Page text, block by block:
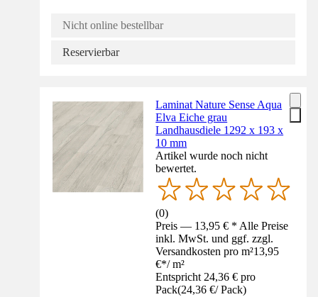
Nicht online bestellbar
Reservierbar
Laminat Nature Sense Aqua
Elva Eiche grau
Landhausdiele 1292 x 193 x
10 mm
Artikel wurde noch nicht
bewertet.
(0)
Preis — 13,95 € * Alle Preise
inkl. MwSt. und ggf. zzgl.
Versandkosten pro m²13,95
€*/ m²
Entspricht 24,36 € pro
Pack(24,36 €/ Pack)